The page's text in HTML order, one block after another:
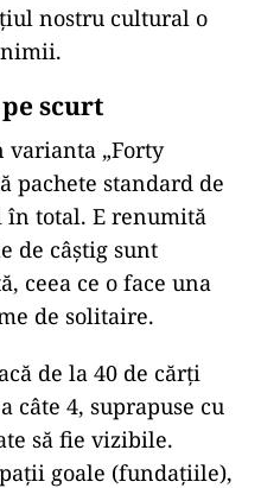
nostru cultural o
scurt
varianta „Forty
pachete standard de
în total. E renumită
de câștig sunt
ceea ce o face una
de solitaire.
de la 40 de cărți
câte 4, suprapuse cu
să fie vizibile.
goale (fundațiile),